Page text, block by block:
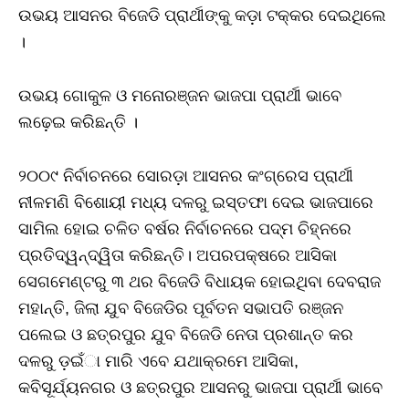
ଉଭୟ ଆସନର ବିଜେଡି ପ୍ରାର୍ଥୀଙ୍କୁ କଡ଼ା ଟକ୍କର ଦେଇଥିଲେ
।
ଉଭୟ ଗୋକୁଳ ଓ ମନୋରଞ୍ଜନ ଭାଜପା ପ୍ରାର୍ଥୀ ଭାବେ
ଲଢ଼େଇ କରିଛନ୍ତି ।
୨୦୦୯ ନିର୍ବାଚନରେ ସୋରଡ଼ା ଆସନର କଂଗ୍ରେସ ପ୍ରାର୍ଥୀ
ନୀଳମଣି ବିଶୋୟୀ ମଧ୍ୟ ଦଳରୁ ଇସ୍ତଫା ଦେଇ ଭାଜପାରେ
ସାମିଲ ହୋଇ ଚଳିତ ବର୍ଷର ନିର୍ବାଚନରେ ପଦ୍ମ ଚିହ୍ନରେ
ପ୍ରତିଦ୍ୱନ୍ଦ୍ୱିତା କରିଛନ୍ତି। ଅପରପକ୍ଷରେ ଆସିକା
ସେଗମେଣ୍ଟରୁ ୩ ଥର ବିଜେଡି ବିଧାୟକ ହୋଇଥିବା ଦେବରାଜ
ମହାନ୍ତି, ଜିଲା ଯୁବ ବିଜେଡିର ପୂର୍ବତନ ସଭାପତି ରଞ୍ଜନ
ପଲେଇ ଓ ଛତ୍ରପୁର ଯୁବ ବିଜେଡି ନେତା ପ୍ରଶାନ୍ତ କର
ଦଳରୁ ଡ଼ଇଁା ମାରି ଏବେ ଯଥାକ୍ରମେ ଆସିକା,
କବିସୂର୍ଯ୍ୟନଗର ଓ ଛତ୍ରପୁର ଆସନରୁ ଭାଜପା ପ୍ରାର୍ଥୀ ଭାବେ